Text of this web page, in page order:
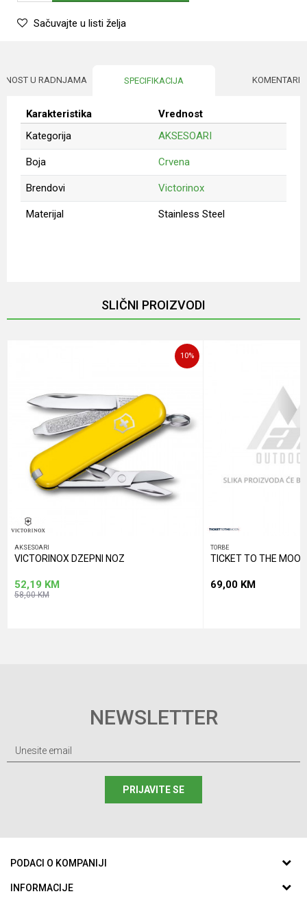
Sačuvajte u listi želja
U RADNJAMA SPECIFIKACIJA KOMENTARI
Karakteristika
Vrednost
Kategorija
AKSESOARI
Boja Crvena
Brendovi Victorinox
Materijal Stainless Steel
POŠALJI
SLIČNI PROIZVODI
10%
AKSESOARI
VICTORINOX DZEPNI NOZ
52,19 KM
58,00KM
TORBE
TICKET TO THE
69,00 KM
NEWSLETTER
PRIJAVITE SE
PODACI O KOMPANIJI
ABC SPORTING d.o.o.
INFORMACIJE